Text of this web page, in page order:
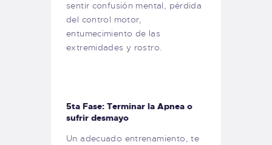
sentir confusión mental, pérdida
del control motor,
entumecimiento de las
extremidades y rostro.
5ta Fase: Terminar la Apnea o
sufrir desmayo
Un adecuado entrenamiento, te